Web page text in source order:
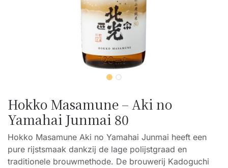
Hokko Masamune – Aki no
Yamahai Junmai 80
Hokko Masamune Aki no Yamahai Junmai heeft een
pure rijstsmaak dankzij de lage polijstgraad en
traditionele brouwmethode. De brouwerij Kadoguchi